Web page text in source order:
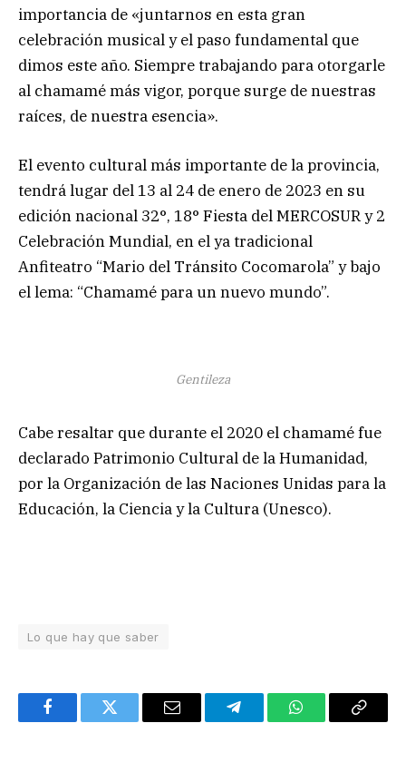
importancia de «juntarnos en esta gran
celebración musical y el paso fundamental que
dimos este año. Siempre trabajando para otorgarle
al chamamé más vigor, porque surge de nuestras
raíces, de nuestra esencia».
El evento cultural más importante de la provincia,
tendrá lugar del 13 al 24 de enero de 2023 en su
edición nacional 32°, 18° Fiesta del MERCOSUR y 2
Celebración Mundial, en el ya tradicional
Anfiteatro “Mario del Tránsito Cocomarola” y bajo
el lema: “Chamamé para un nuevo mundo”.
Gentileza
Cabe resaltar que durante el 2020 el chamamé fue
declarado Patrimonio Cultural de la Humanidad,
por la Organización de las Naciones Unidas para la
Educación, la Ciencia y la Cultura (Unesco).
Lo que hay que saber
FacebookTwitter Email TelegramWhatsAppCopy